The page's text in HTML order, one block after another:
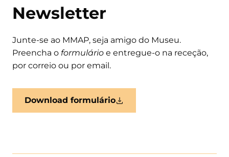
Newsletter
Junte-se ao MMAP, seja amigo do Museu.
Preencha o formulário e entregue-o na receção,
por correio ou por email.
Download formulário